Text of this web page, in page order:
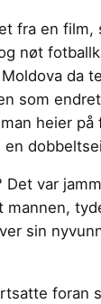
fra en film,
nøt
da
som
heier på
en
Det var
mannen,
sin
foran